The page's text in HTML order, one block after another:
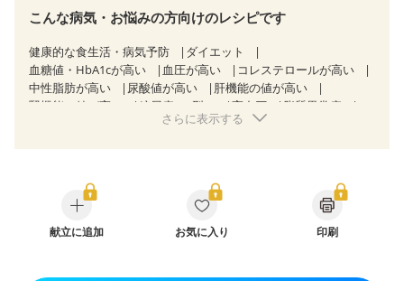
こんな病気・お悩みの方向けのレシピです
健康的な食生活・病気予防
ダイエット
血糖値・HbA1cが高い
血圧が高い
コレステロールが高い
中性脂肪が高い
尿酸値が高い
肝機能の値が高い
腎機能の値が高い
糖尿病（2型） 高血圧
脂質異常症
狭心症 心筋梗塞
糖尿病性腎症（第１期）
糖尿病性腎症（第２期）
糖尿病性腎症（第３期）
CKD（ステージ１）
CKD（ステージ２）
CKD（ステージ３a）
さらに表示する
献立に追加 お気に入り 印刷